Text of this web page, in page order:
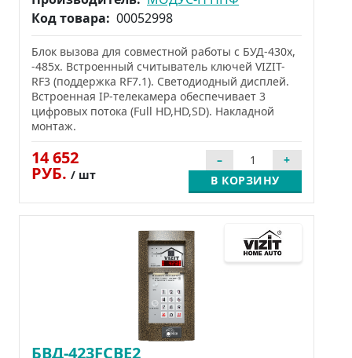
Код товара: 00052998
Блок вызова для совместной работы с БУД-430х,
-485х. Встроенный считыватель ключей VIZIT-
RF3 (поддержка RF7.1). Cветодиодный дисплей.
Встроенная IP-телекамера обеспечивает 3
цифровых потока (Full HD,HD,SD). Накладной
монтаж.
14 652
РУБ. / шт В КОРЗИНУ
БВД-423FCBE2